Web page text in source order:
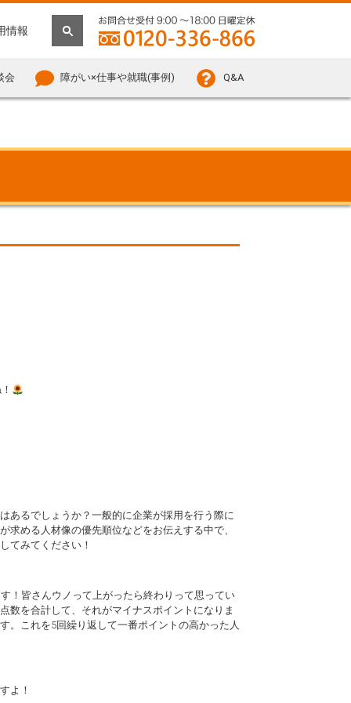
情報
会 障がい×仕事や就職(事例) Q&A
あるでしょうか？一般的に企業が採用を行う際に
める人材像の優先順位などをお伝えする中で、
てみてください！
！皆さんウノって上がったら終わりって思ってい
数を合計して、それがマイナスポイントになりま
。これを5回繰り返して一番ポイントの高かった人
よ！